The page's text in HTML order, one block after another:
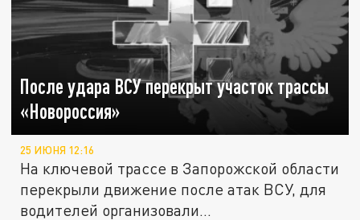
После удара ВСУ перекрыт участок трассы
«Новороссия»
25 ИЮНЯ 12:16
На ключевой трассе в Запорожской области
перекрыли движение после атак ВСУ, для
водителей организовали...